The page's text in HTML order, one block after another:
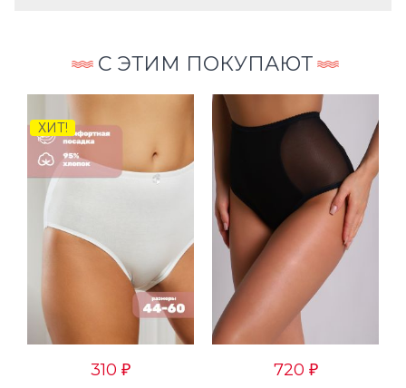
С ЭТИМ ПОКУПАЮТ
ХИТ!
310 ₽ 720 ₽